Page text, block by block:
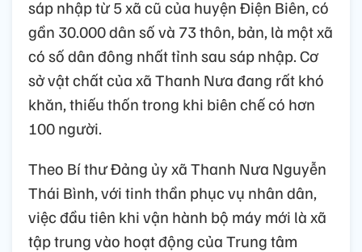
sáp nhập từ 5 xã cũ của huyện Điện Biên, có
gần 30.000 dân số và 73 thôn, bản, là một xã
có số dân đông nhất tỉnh sau sáp nhập. Cơ
sở vật chất của xã Thanh Nưa đang rất khó
khăn, thiếu thốn trong khi biên chế có hơn
100 người.
Theo Bí thư Đảng ủy xã Thanh Nưa Nguyễn
Thái Bình, với tinh thần phục vụ nhân dân,
việc đầu tiên khi vận hành bộ máy mới là xã
tập trung vào hoạt động của Trung tâm